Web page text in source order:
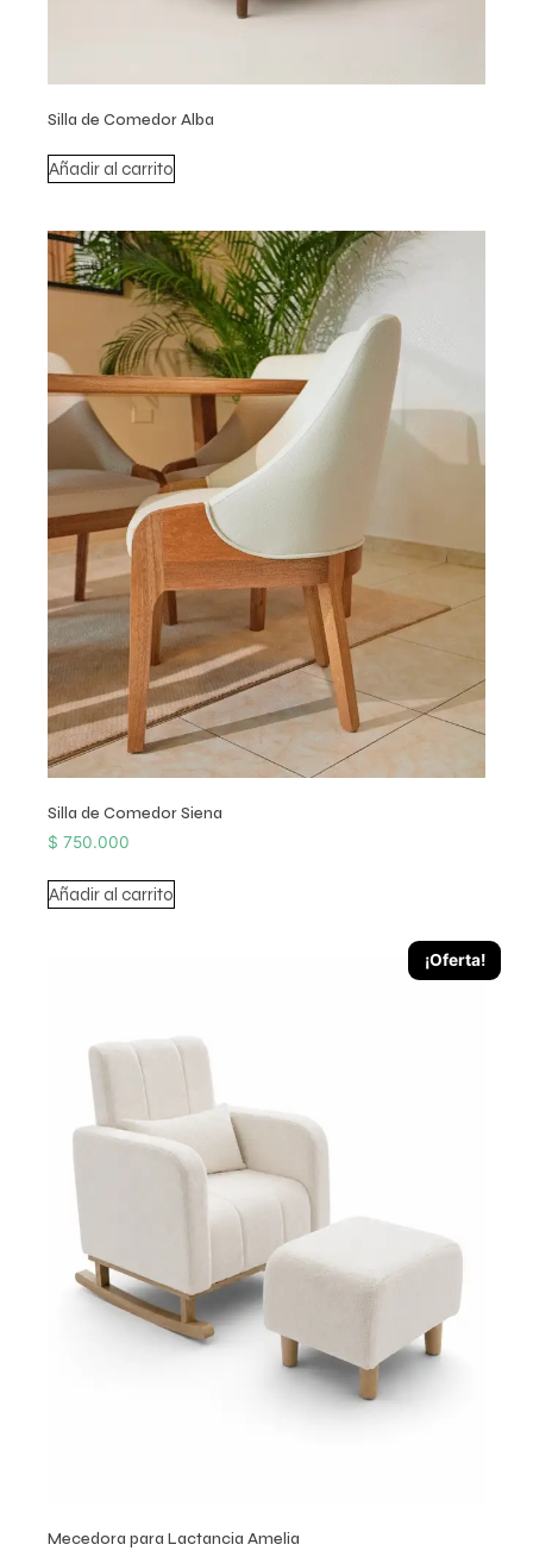
Silla de Comedor Alba
Añadir al carrito
Silla de Comedor Siena
$ 750.000
Añadir al carrito
¡Oferta!
Mecedora para Lactancia Amelia